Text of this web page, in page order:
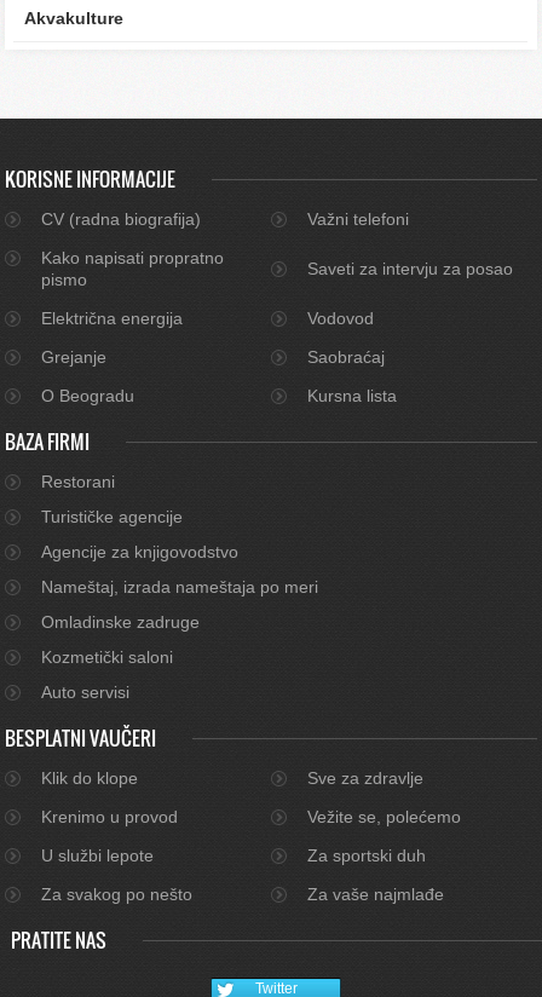
Akvakulture
KORISNE INFORMACIJE
CV (radna biografija)
Važni telefoni
Kako napisati propratno
pismo
Saveti za intervju za posao
Električna energija
Vodovod
Grejanje
Saobraćaj
O Beogradu
Kursna lista
BAZA FIRMI
Restorani
Turističke agencije
Agencije za knjigovodstvo
Nameštaj, izrada nameštaja po meri
Omladinske zadruge
Kozmetički saloni
Auto servisi
BESPLATNI VAUČERI
Klik do klope
Sve za zdravlje
Krenimo u provod
Vežite se, polećemo
U službi lepote
Za sportski duh
Za svakog po nešto
Za vaše najmlađe
PRATITE NAS
Twitter